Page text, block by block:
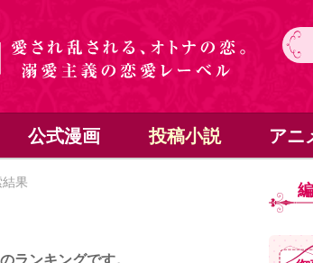
公式漫画 投稿小説 アニ
果
ランキングです。